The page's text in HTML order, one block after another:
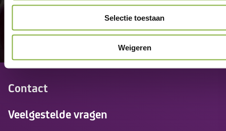
Selectie toestaan
Weigeren
Contact
Veelgestelde vragen